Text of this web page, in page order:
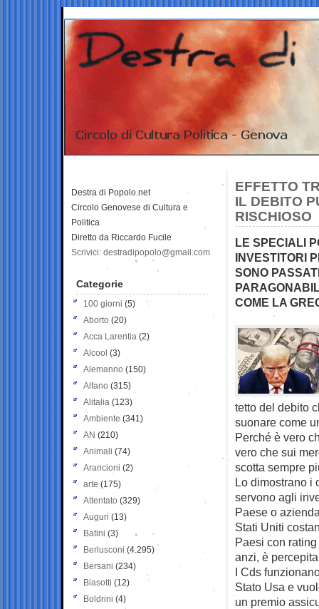
EFFETTO
IL DEBITO
RISCHIOSO
LE SPECIALI
INVESTITORI
SONO
COME LA
tetto del debito
suonare come
Perché è vero
vero che sui
scotta sempre
Lo dimostrano i
servono agli
Paese o
Stati Uniti
Paesi con
anzi, è
I Cds
Stato Usa e
un premio
Destra di Popolo.net
Circolo Genovese di Cultura e
Politica
Diretto da Riccardo Fucile
Scrivici: destradipopolo@gmail.com
Categorie
100 giorni (5)
Aborto (20)
Acca Larentia (2)
Alcool (3)
Alemanno (150)
Alfano (315)
Alitalia (123)
Ambiente (341)
AN (210)
Animali (74)
Arancioni (2)
arte (175)
Attentato (329)
Auguri (13)
Batini (3)
Berlusconi (4.295)
Bersani (234)
Biasotti (12)
Boldrini (4)